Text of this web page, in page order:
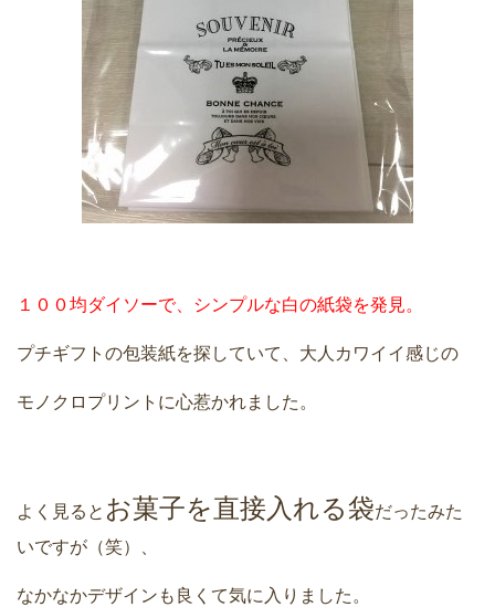
１００均ダイソーで、シンプルな白の紙袋を発見。
プチギフトの包装紙を探していて、大人カワイイ感じの
モノクロプリントに心惹かれました。
よく見ると お菓子を直接入れる袋だったみた
いですが（笑）、
なかなかデザインも良くて気に入りました。